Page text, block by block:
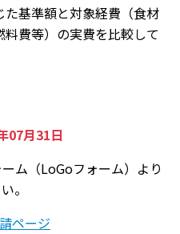
た基準額と対象経費（食材
費等）の実費を比較して
07月31日
ム（LoGoフォーム）より
。
ページ